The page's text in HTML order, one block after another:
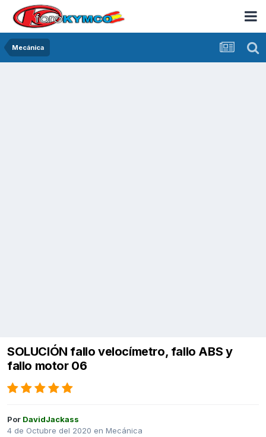
Mecánica
SOLUCIÓN fallo velocímetro, fallo ABS y
fallo motor 06
Por DavidJackass
4 de Octubre del 2020 en Mecánica